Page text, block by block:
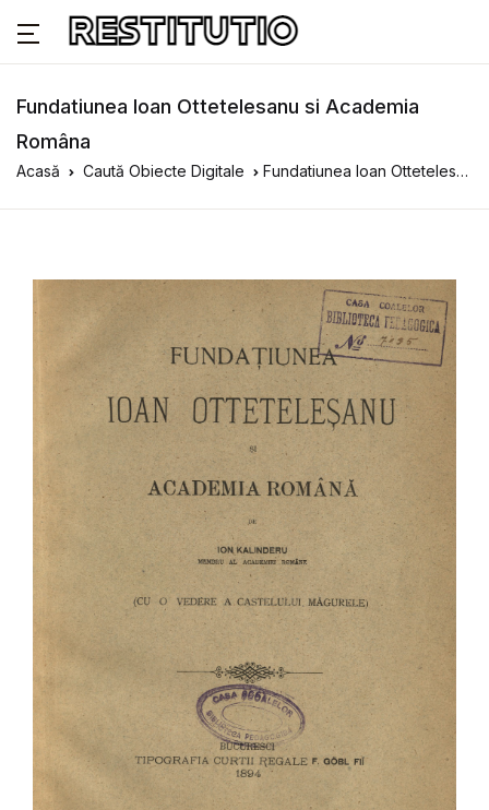
Fundatiunea Ioan Ottetelesanu si Academia
Româna
Acasă Caută Obiecte Digitale Fundatiunea Ioan Ottetelesanu si Academia Româna